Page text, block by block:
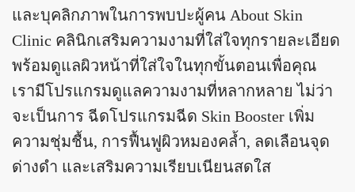
และบุคลิกภาพในการพบปะผู้คน About Skin
Clinic คลินิกเสริมความงามที่ใส่ใจทุกรายละเอียด
พร้อมดูแลผิวหน้าที่ใส่ใจในทุกขั้นตอนเพื่อคุณ
เรามีโปรแกรมดูแลความงามที่หลากหลาย ไม่ว่า
จะเป็นการ ฉีดโปรแกรมฉีด Skin Booster เพิ่ม
ความชุ่มชื้น, การฟื้นฟูผิวหมองคล้ำ, ลดเลือนจุด
ด่างดำ และเสริมความเรียบเนียนสดใส